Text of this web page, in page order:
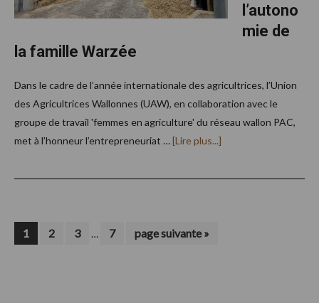
l’autono
mie de
la famille Warzée
Dans le cadre de l’année internationale des agricultrices, l’Union
des Agricultrices Wallonnes (UAW), en collaboration avec le
groupe de travail 'femmes en agriculture' du réseau wallon PAC,
met à l’honneur l’entrepreneuriat …[Lire plus...]
Page
1 Page
2 Page
3
Pages
… Page
7
Aller
à
page suivante »